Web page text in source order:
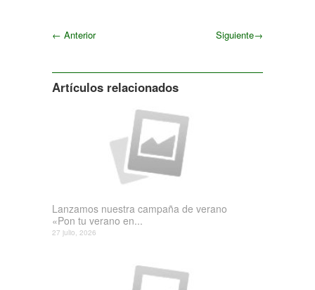
← Anterior Siguiente→
Artículos relacionados
Lanzamos nuestra campaña de verano
«Pon tu verano en...
27 julio, 2026